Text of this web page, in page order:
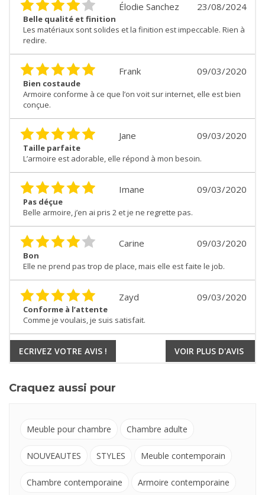
23/08/2024
Élodie Sanchez
Belle qualité et finition
Les matériaux sont solides et la finition est impeccable. Rien à
redire.
09/03/2020
Frank
Bien costaude
Armoire conforme à ce que l’on voit sur internet, elle est bien
conçue.
09/03/2020
Jane
Taille parfaite
L’armoire est adorable, elle répond à mon besoin.
09/03/2020
Imane
Pas déçue
Belle armoire, j’en ai pris 2 et je ne regrette pas.
09/03/2020
Carine
Bon
Elle ne prend pas trop de place, mais elle est faite le job.
09/03/2020
Zayd
Conforme à l’attente
Comme je voulais, je suis satisfait.
ECRIVEZ VOTRE AVIS ! VOIR PLUS D'AVIS
Craquez aussi pour
Meuble pour chambre Chambre adulte
NOUVEAUTES STYLES Meuble contemporain
Chambre contemporaine Armoire contemporaine